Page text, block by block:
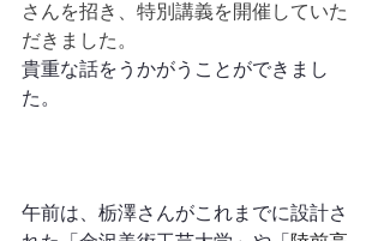
さんを招き、特別講義を開催していた
だきました。
貴重な話をうかがうことができまし
た。
午前は、栃澤さんがこれまでに設計さ